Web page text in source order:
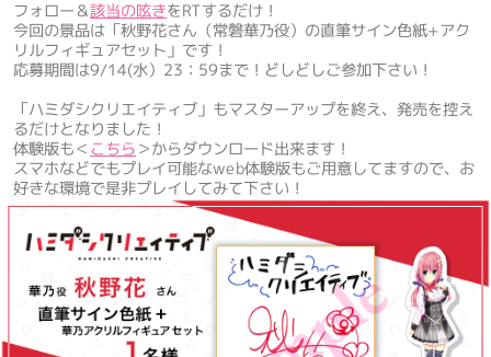
フォロー＆該当の呟きをRTするだけ！
今回の景品は「秋野花さん（常磐華乃役）の直筆サイン色紙+アク
リルフィギュアセット」です！
応募期間は9/14(水）23：59まで！どしどしご参加下さい！
「ハミダシクリエイティブ」もマスターアップを終え、発売を控え
るだけとなりました！
体験版も＜ こちら＞からダウンロード出来ます！
スマホなどでもプレイ可能なweb体験版もご用意してますので、お
好きな環境で是非プレイしてみて下さい！